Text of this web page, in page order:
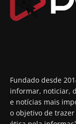
Fundado desde
informar, noticiar,
e notícias mais
o objetivo de